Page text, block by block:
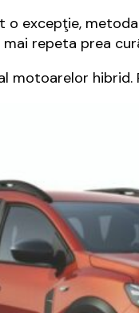
o excepţie,
repeta prea
motoarelor